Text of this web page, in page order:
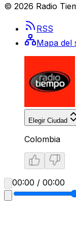
© 2026 Radio
RSS
Mapa del
Elegir Ciudad
Colombia
00:00 / 00:00